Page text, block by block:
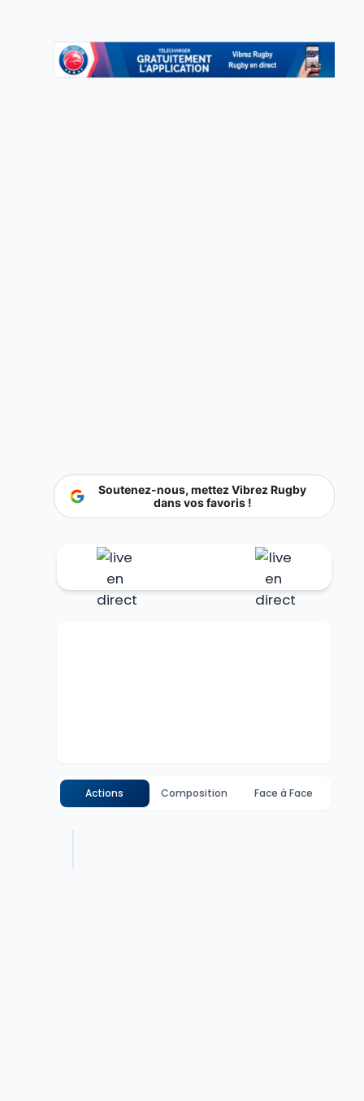
Soutenez-nous, mettez Vibrez Rugby
dans vos favoris !
Actions Composition Face à Face